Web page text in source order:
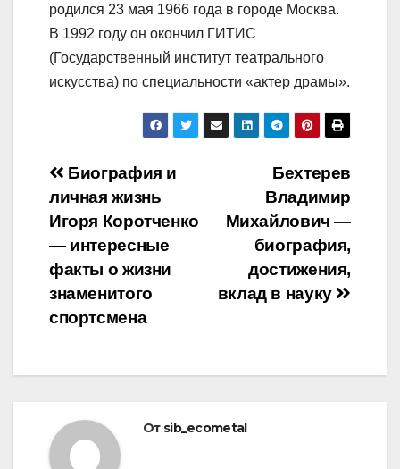
родился 23 мая 1966 года в городе Москва.
В 1992 году он окончил ГИТИС
(Государственный институт театрального
искусства) по специальности «актер драмы».
Навигация
по
записям
Бехтерев
Владимир
Михайлович —
биография,
достижения,
вклад в науку
Биография и
личная жизнь
Игоря Коротченко
— интересные
факты о жизни
знаменитого
спортсмена
От sib_ecometal